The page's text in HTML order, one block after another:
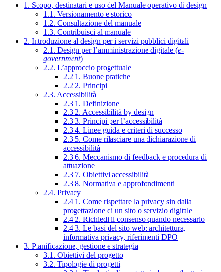
1. Scopo, destinatari e uso del Manuale operativo di design
1.1. Versionamento e storico
1.2. Consultazione del manuale
1.3. Contribuisci al manuale
2. Introduzione al design per i servizi pubblici digitali
2.1. Design per l’amministrazione digitale (e-
government)
2.2. L’approccio progettuale
2.2.1. Buone pratiche
2.2.2. Principi
2.3. Accessibilità
2.3.1. Definizione
2.3.2. Accessibilità by design
2.3.3. Principi per l’accessibilità
2.3.4. Linee guida e criteri di successo
2.3.5. Come rilasciare una dichiarazione di
accessibilità
2.3.6. Meccanismo di feedback e procedura di
attuazione
2.3.7. Obiettivi accessibilità
2.3.8. Normativa e approfondimenti
2.4. Privacy
2.4.1. Come rispettare la privacy sin dalla
progettazione di un sito o servizio digitale
2.4.2. Richiedi il consenso quando necessario
2.4.3. Le basi del sito web: architettura,
informativa privacy, riferimenti DPO
3. Pianificazione, gestione e strategia
3.1. Obiettivi del progetto
3.2. Tipologie di progetti